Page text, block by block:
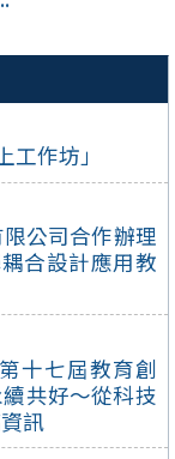
作坊」
公司合作辦理
合設計應用教
十七屆教育創
共好～從科技
訊